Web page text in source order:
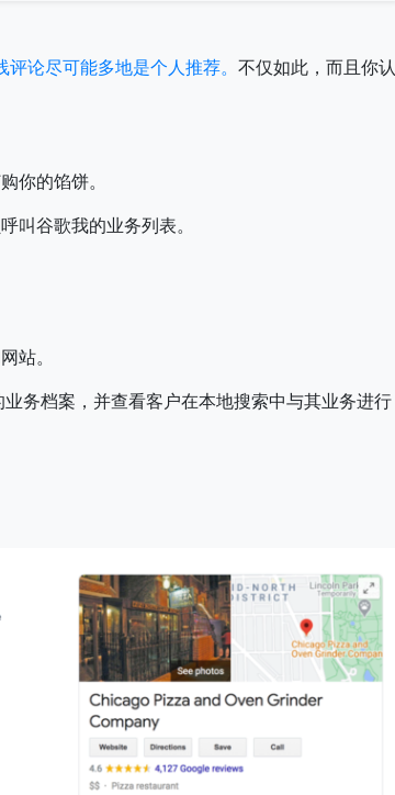
论尽可能多地是个人推荐。 不仅如此，而且你认
你的馅饼。
叫谷歌我的业务列表。
站。
务档案，并查看客户在本地搜索中与其业务进行